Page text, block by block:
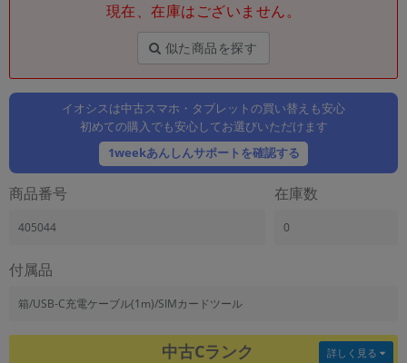
現在、在庫はございません。
似た商品を探す
イオシスは中古スマホ・タブレットの買い替えも安心
初めての購入でも安心してお選びいただけます
1weekあんしんサポートを確認する
商品番号
405044
在庫数
0
付属品
箱/USB-C充電ケーブル(1m)/SIMカードツール
中古Cランク 詳しく見る
「Apple」「SONY」「SHARP」など
機能・特徴
商品の搭載機能による絞り込み
「5G対応」「防水」「ワンセグ」など
ランク
「新品」「未使用」「中古」など
CPU
OSの絞り込み